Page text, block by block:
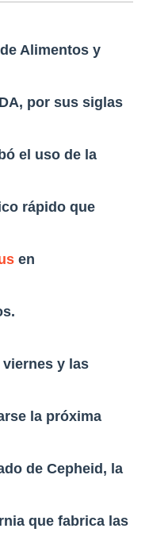
Alimentos y
por sus siglas
el uso de la
rápido que
en
y las
la próxima
de Cepheid, la
que fabrica las